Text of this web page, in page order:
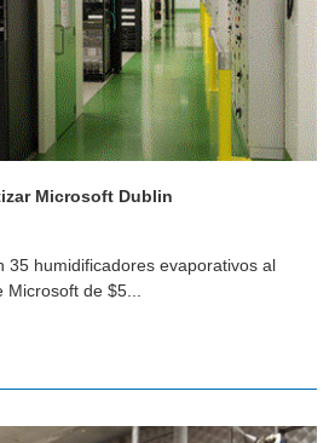
Microsoft Dublin
35 humidificadores evaporativos al
de $5...